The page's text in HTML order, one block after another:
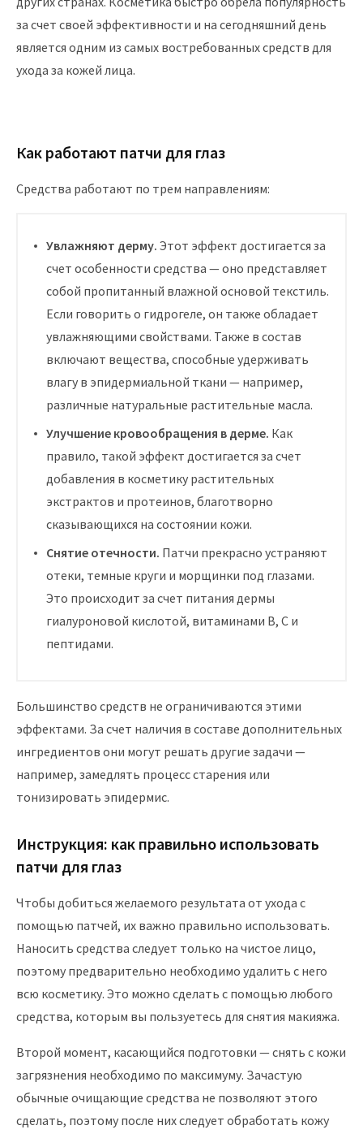
за счет своей эффективности и на сегодняшний день
является одним из самых востребованных средств для
ухода за кожей лица.
Как работают патчи для глаз
Средства работают по трем направлениям:
Увлажняют дерму. Этот эффект достигается за
счет особенности средства — оно представляет
собой пропитанный влажной основой текстиль.
Если говорить о гидрогеле, он также обладает
увлажняющими свойствами. Также в состав
включают вещества, способные удерживать
влагу в эпидермиальной ткани — например,
различные натуральные растительные масла.
Улучшение кровообращения в дерме. Как
правило, такой эффект достигается за счет
добавления в косметику растительных
экстрактов и протеинов, благотворно
сказывающихся на состоянии кожи.
Снятие отечности. Патчи прекрасно устраняют
отеки, темные круги и морщинки под глазами.
Это происходит за счет питания дермы
гиалуроновой кислотой, витаминами В, С и
пептидами.
Большинство средств не ограничиваются этими
эффектами. За счет наличия в составе дополнительных
ингредиентов они могут решать другие задачи —
например, замедлять процесс старения или
тонизировать эпидермис.
Инструкция: как правильно использовать
патчи для глаз
Чтобы добиться желаемого результата от ухода с
помощью патчей, их важно правильно использовать.
Наносить средства следует только на чистое лицо,
поэтому предварительно необходимо удалить с него
всю косметику. Это можно сделать с помощью любого
средства, которым вы пользуетесь для снятия макияжа.
Второй момент, касающийся подготовки — снять с кожи
загрязнения необходимо по максимуму. Зачастую
обычные очищающие средства не позволяют этого
сделать, поэтому после них следует обработать кожу